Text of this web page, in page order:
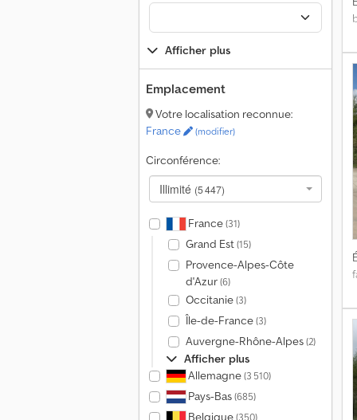
Afficher plus
Emplacement
Votre localisation reconnue:
France
(modifier)
Circonférence:
Illimité (5 447)
France(31)
Grand Est(15)
Provence-Alpes-Côte
d'Azur(6)
Occitanie(3)
Île-de-France(3)
Auvergne-Rhône-Alpes(2)
Afficher plus
Allemagne(3 510)
Pays-Bas(685)
Belgique(350)